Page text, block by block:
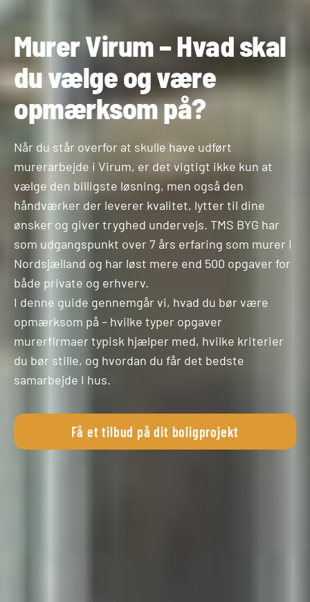
Murer Virum – Hvad skal
du vælge og være
opmærksom på?
Når du står overfor at skulle have udført
murerarbejde i Virum, er det vigtigt ikke kun at
vælge den billigste løsning, men også den
håndværker der leverer kvalitet, lytter til dine
ønsker og giver tryghed undervejs. TMS BYG har
som udgangspunkt over 7 års erfaring som murer i
Nordsjælland og har løst mere end 500 opgaver for
både private og erhverv.
I denne guide gennemgår vi, hvad du bør være
opmærksom på – hvilke typer opgaver
murerfirmaer typisk hjælper med, hvilke kriterier
du bør stille, og hvordan du får det bedste
samarbejde i hus.
Få et tilbud på dit boligprojekt